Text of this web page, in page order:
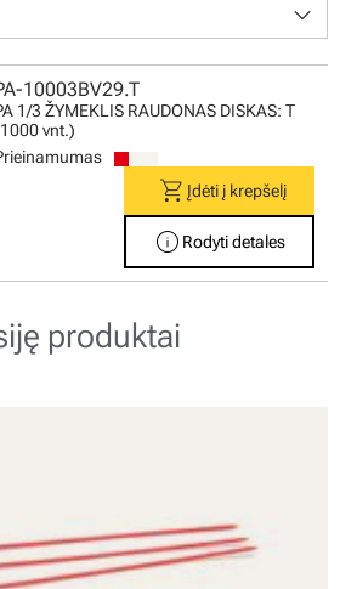
keyboard_arrow_down
10003BV29.T
1/3 ŽYMEKLIS RAUDONAS DISKAS: T
vnt.)
shopping_cartĮdėti į krepšelį
info Rodyti detales
produktai